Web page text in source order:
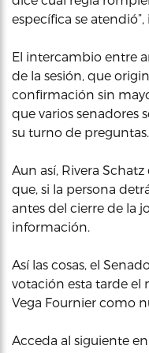
específica se atendió”,
El intercambio entre
de la sesión, que
confirmación sin
que varios senadores
su turno de preguntas.
Aun así, Rivera
que, si la persona
antes del cierre de la
información.
Así las cosas, el
votación esta tarde
Vega Fournier como
Acceda al siguiente